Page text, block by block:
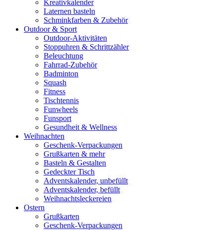
Kreativkalender
Laternen basteln
Schminkfarben & Zubehör
Outdoor & Sport
Outdoor-Aktivitäten
Stoppuhren & Schrittzähler
Beleuchtung
Fahrrad-Zubehör
Badminton
Squash
Fitness
Tischtennis
Funwheels
Funsport
Gesundheit & Wellness
Weihnachten
Geschenk-Verpackungen
Grußkarten & mehr
Basteln & Gestalten
Gedeckter Tisch
Adventskalender, unbefüllt
Adventskalender, befüllt
Weihnachtsleckereien
Ostern
Grußkarten
Geschenk-Verpackungen